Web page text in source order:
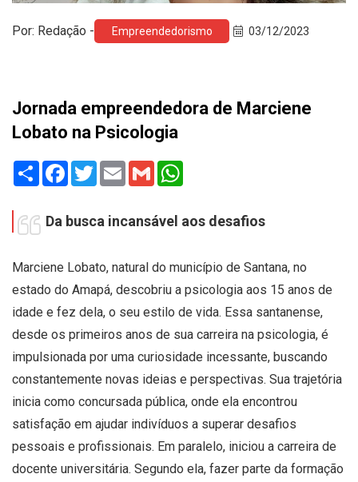
Por: Redação - Empreendedorismo 03/12/2023
Jornada empreendedora de Marciene
Lobato na Psicologia
Share Facebook
TwitterEmail Gmail
Da busca incansável aos desafios
Marciene Lobato, natural do município de Santana, no
estado do Amapá, descobriu a psicologia aos 15 anos de
idade e fez dela, o seu estilo de vida. Essa santanense,
desde os primeiros anos de sua carreira na psicologia, é
impulsionada por uma curiosidade incessante, buscando
constantemente novas ideias e perspectivas. Sua trajetória
inicia como concursada pública, onde ela encontrou
satisfação em ajudar indivíduos a superar desafios
pessoais e profissionais. Em paralelo, iniciou a carreira de
docente universitária. Segundo ela, fazer parte da formação